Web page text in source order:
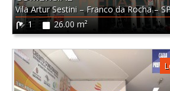
Vila Artur Sestini –Franco da Rocha–
1
26.00 m²